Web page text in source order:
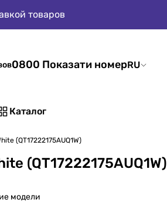
товаров
0800 Показати номерRU
Каталог
(QT17222175AUQ1W)
(QT17222175AUQ1W)
модели